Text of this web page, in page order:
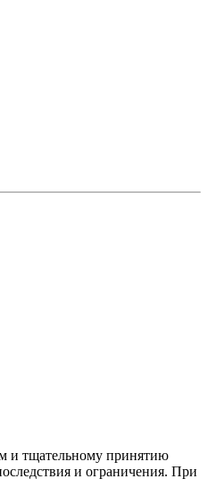
и тщательному принятию
и ограничения. При